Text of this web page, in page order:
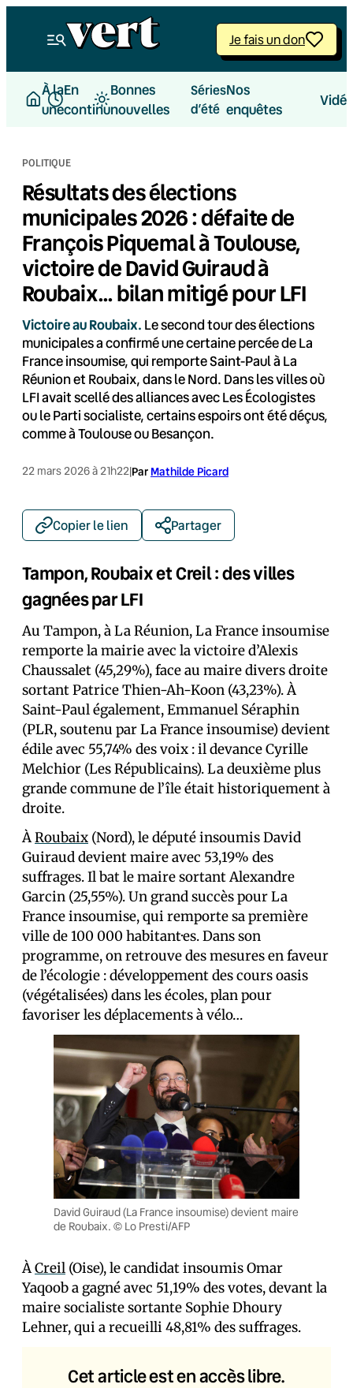
Je fais un don
À la
une
En
continu
Bonnes
nouvelles
Séries
d’été
Nos
enquêtes
POLITIQUE
Résultats des élections
municipales 2026 : défaite de
François Piquemal à Toulouse,
victoire de David Guiraud à
Roubaix… bilan mitigé pour LFI
Victoire au Roubaix. Le second tour des élections
municipales a confirmé une certaine percée de La
France insoumise, qui remporte Saint-Paul à La
Réunion et Roubaix, dans le Nord. Dans les villes où
LFI avait scellé des alliances avec Les Écologistes
ou le Parti socialiste, certains espoirs ont été déçus,
comme à Toulouse ou Besançon.
22 mars 2026 à 21h22|Par Mathilde Picard
Copier le lien Partager
Tampon, Roubaix et Creil : des villes
gagnées par LFI
Au Tampon, à La Réunion, La France insoumise
remporte la mairie avec la victoire d’Alexis
Chaussalet (45,29%), face au maire divers droite
sortant Patrice Thien-Ah-Koon (43,23%). À
Saint-Paul également, Emmanuel Séraphin
(PLR, soutenu par La France insoumise) devient
édile avec 55,74% des voix : il devance Cyrille
Melchior (Les Républicains). La deuxième plus
grande commune de l’île était historiquement à
droite.
ÀRoubaix (Nord), le député insoumis David
Guiraud devient maire avec 53,19% des
suffrages. Il bat le maire sortant Alexandre
Garcin (25,55%). Un grand succès pour La
France insoumise, qui remporte sa première
ville de 100 000 habitant·es. Dans son
programme, on retrouve des mesures en faveur
de l’écologie : développement des cours oasis
(végétalisées) dans les écoles, plan pour
favoriser les déplacements à vélo…
David Guiraud (La France insoumise) devient maire
de Roubaix. © Lo Presti/AFP
ÀCreil (Oise), le candidat insoumis Omar
Yaqoob a gagné avec 51,19% des votes, devant la
maire socialiste sortante Sophie Dhoury
Lehner, qui a recueilli 48,81% des suffrages.
Cet article est en accès libre.